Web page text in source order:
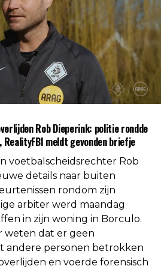
onderzoeksfase liet de
aanwijzingen zijn
van andere
is die mogelijkheid volgens de
mededelingen gedaan over
in de Nederlandse
Rob Dieperink verliest het
een scheidsrechter die
het hoogste niveau.
Rob Dieperink: politie rondde
meldt gevonden briefje
voetbalscheidsrechter Rob
details naar buiten
rondom zijn
arbiter werd maandag
in zijn woning in Borculo.
weten dat er geen
andere personen betrokken
en voerde forensisch